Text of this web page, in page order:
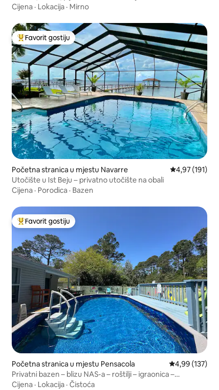
nas.
Cijena · Lokacija · Mirno
Glavni favorit gostiju
Favorit gostiju
Početna stranica u mjestu Navarre prosječna
4,97 (191)
Utočište u Ist Beju – privatno utočište na obali
Cijena · Porodica · Bazen
Glavni favorit gostiju
Favorit gostiju
Početna stranica u mjestu Pensacola prosječna
4,99 (137)
Privatni bazen – blizu NAS-a – roštilji – igraonica –
porodični ambijent
Cijena · Lokacija · Čistoća